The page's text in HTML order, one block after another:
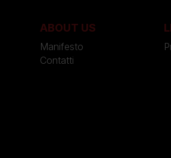
ABOUT US
Manifesto
Contatti